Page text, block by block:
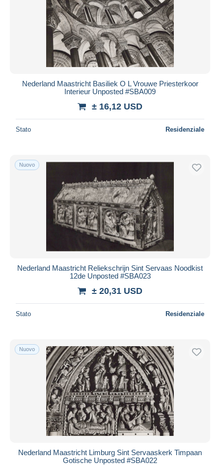
Nederland Maastricht Basiliek O L Vrouwe Priesterkoor
Interieur Unposted #SBA009
± 16,12 USD
Stato Residenziale
Nuovo
Nederland Maastricht Reliekschrijn Sint Servaas Noodkist
12de Unposted #SBA023
± 20,31 USD
Stato Residenziale
Nuovo
Nederland Maastricht Limburg Sint Servaaskerk Timpaan
Gotische Unposted #SBA022